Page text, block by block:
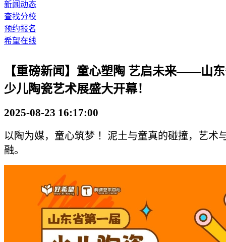
新闻动态
查找分校
预约报名
希望在线
【重磅新闻】童心塑陶 艺启未来——山
少儿陶瓷艺术展盛大开幕！
2025-08-23 16:17:00
以陶为媒，童心筑梦 ！泥土与童真的碰撞，艺术
融。